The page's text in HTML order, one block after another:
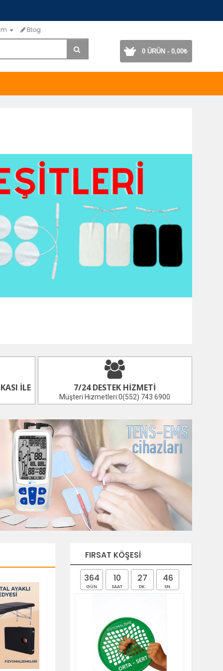
Blog
0 ÜRÜN - 0,00₺
İLE 7/24 DESTEK HIZMETI
Müşteri Hizmetleri:0(552) 743 6900
FIRSAT KÖŞESI
364
GÜN
10
SAAT
27
DK.
45
SN.